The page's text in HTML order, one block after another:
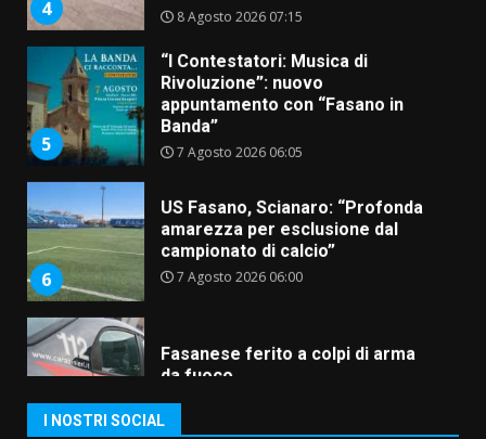
5
Rivoluzione”: nuovo
Banda”
7 Agosto 2026 06:05
6
US Fasano, Scianaro: “Profonda
amarezza per esclusione dal
7 Agosto 2026 06:00
7
Fasanese ferito a colpi di arma
conferma di voler ricorrere per
I NOSTRI SOCIAL